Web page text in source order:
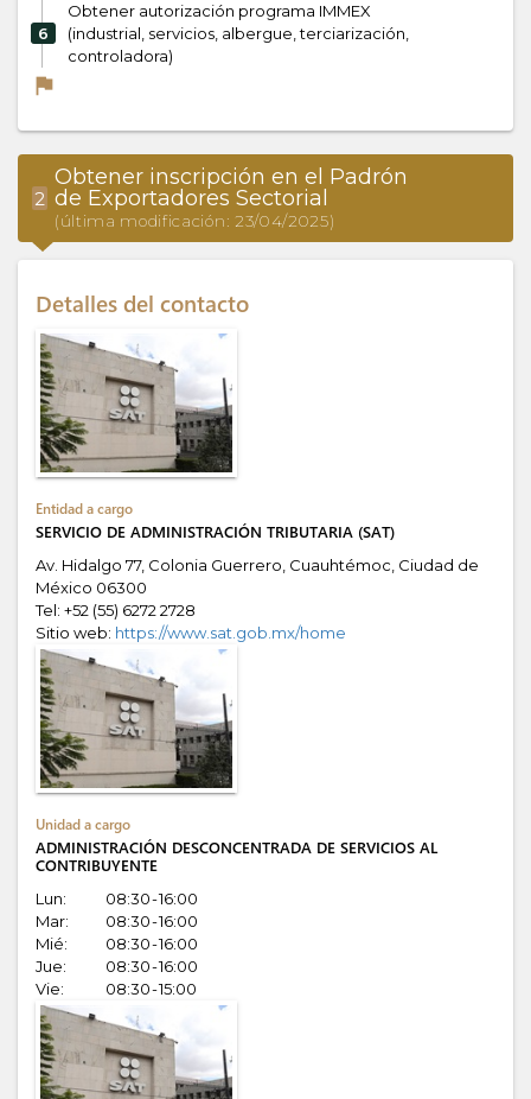
6
Obtener autorización programa IMMEX
(industrial, servicios, albergue, terciarización,
controladora)
flag
2
Obtener inscripción en el Padrón
de Exportadores Sectorial
(última modificación: 23/04/2025)
Detalles del contacto
Entidad a cargo
SERVICIO DE ADMINISTRACIÓN TRIBUTARIA (SAT)
Av. Hidalgo 77, Colonia Guerrero, Cuauhtémoc, Ciudad de
México 06300
Tel: +52 (55) 6272 2728
Sitio web: https://www.sat.gob.mx/home
Unidad a cargo
ADMINISTRACIÓN DESCONCENTRADA DE SERVICIOS AL
CONTRIBUYENTE
Lun:
08:30 - 16:00
Mar:
08:30 - 16:00
Mié:
08:30 - 16:00
Jue:
08:30 - 16:00
Vie:
08:30 - 15:00